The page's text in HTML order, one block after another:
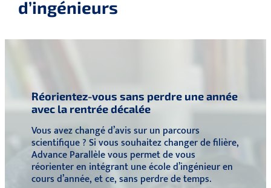
d’ingénieurs
Réorientez-vous sans perdre une année
avec la rentrée décalée
Vous avez changé d’avis sur un parcours
scientifique ? Si vous souhaitez changer de filière,
Advance Parallèle vous permet de vous
réorienter en intégrant une école d’ingénieur en
cours d’année, et ce, sans perdre de temps.